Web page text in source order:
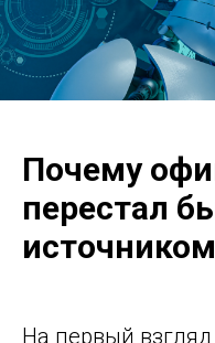
Почему
перестал
На первый